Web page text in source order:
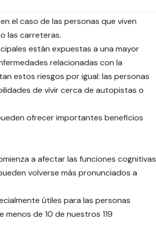
el caso de las personas que viven
las carreteras.
están expuestas a una mayor
relacionadas con la
estos riesgos por igual: las personas
de vivir cerca de autopistas o
ofrecer importantes beneficios
a afectar las funciones cognitivas
volverse más pronunciados a
útiles para las personas
de 10 de nuestros 119